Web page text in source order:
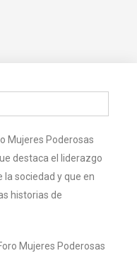
Mujeres Poderosas
destaca el liderazgo
sociedad y que en
historias de